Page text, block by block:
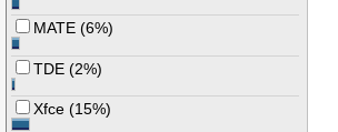
MATE (6%)
TDE (2%)
Xfce (15%)